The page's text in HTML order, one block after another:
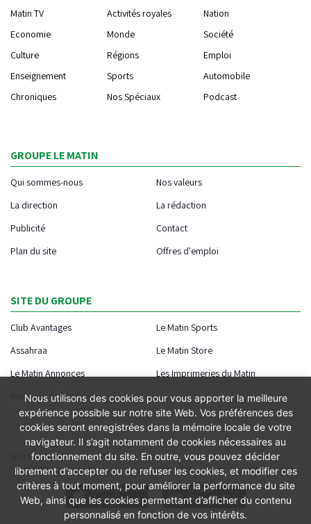
Matin TV Activités royales
Nation
Economie
Monde
Société
Culture
Régions
Emploi
Enseignement
Sports
Automobile
Chroniques
Nos Spéciaux Podcast
GROUPE LE MATIN
Qui sommes-nous
Nos valeurs
La direction
La rédaction
Publicité
Contact
Plan du site
Offres d'emploi
SITE DU GROUPE
Club Avantages
Le Matin Sports
Assahraa
Le Matin Store
Le Matin Annonces
Les Imprimeries du Matin
Morocco Today Forum
NOTRE APPLICATION
Nous utilisons des cookies pour vous apporter la meilleure
expérience possible sur notre site Web. Vos préférences des
cookies seront enregistrées dans la mémoire locale de votre
navigateur. Il s’agit notamment de cookies nécessaires au
fonctionnement du site. En outre, vous pouvez décider
librement d’accepter ou de refuser les cookies, et modifier ces
critères à tout moment, pour améliorer la performance du site
Web, ainsi que les cookies permettant d’afficher du contenu
personnalisé en fonction de vos intérêts.